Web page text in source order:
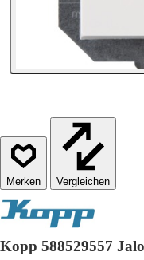
Vergleichen
Kopp 588529557